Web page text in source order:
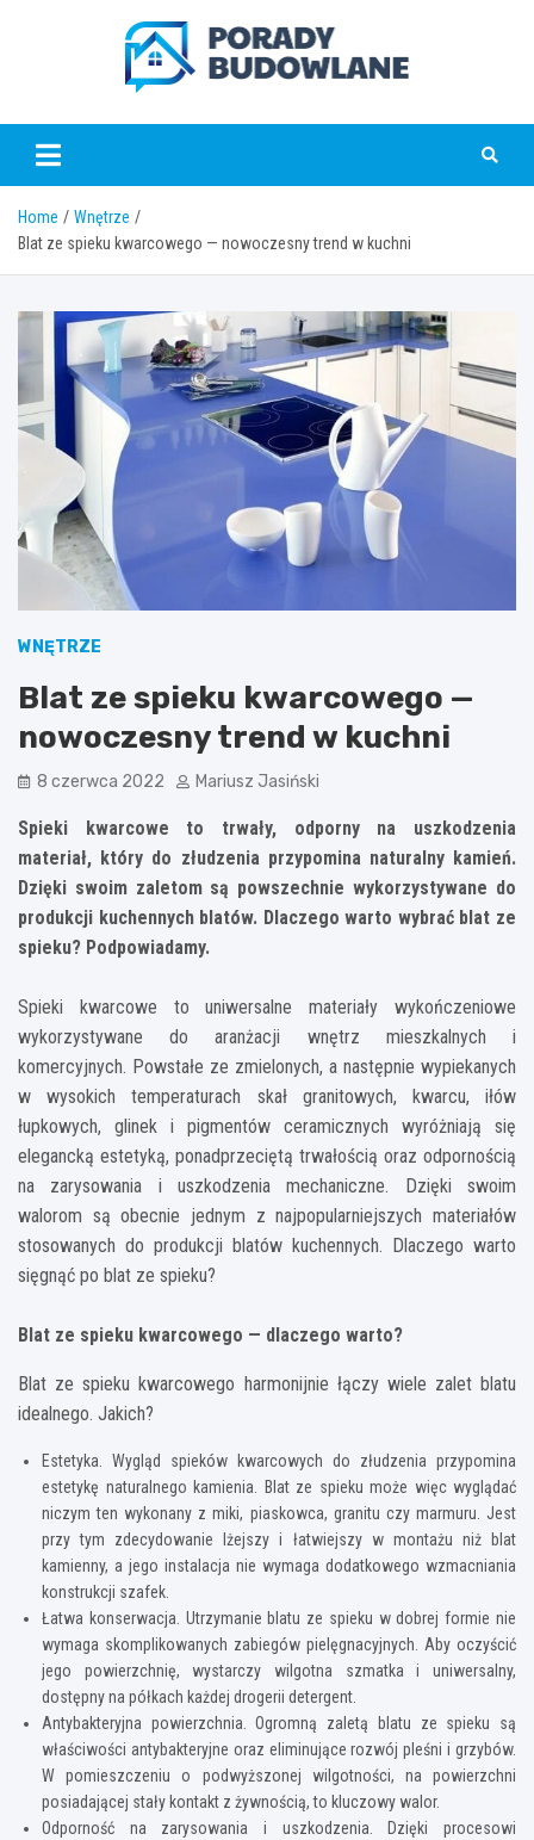
poradybudowlane.pl
Home
Wnętrze
Blat ze spieku kwarcowego — nowoczesny trend w kuchni
WNĘTRZE
Blat ze spieku kwarcowego —
nowoczesny trend w kuchni
8 czerwca 2022 Mariusz Jasiński
Spieki kwarcowe to trwały, odporny na uszkodzenia
materiał, który do złudzenia przypomina naturalny kamień.
Dzięki swoim zaletom są powszechnie wykorzystywane do
produkcji kuchennych blatów. Dlaczego warto wybrać blat ze
spieku? Podpowiadamy.
Spieki kwarcowe to uniwersalne materiały wykończeniowe
wykorzystywane do aranżacji wnętrz mieszkalnych i
komercyjnych. Powstałe ze zmielonych, a następnie wypiekanych
w wysokich temperaturach skał granitowych, kwarcu, iłów
łupkowych, glinek i pigmentów ceramicznych wyróżniają się
elegancką estetyką, ponadprzeciętą trwałością oraz odpornością
na zarysowania i uszkodzenia mechaniczne. Dzięki swoim
walorom są obecnie jednym z najpopularniejszych materiałów
stosowanych do produkcji blatów kuchennych. Dlaczego warto
sięgnąć po blat ze spieku?
Blat ze spieku kwarcowego — dlaczego warto?
Blat ze spieku kwarcowego harmonijnie łączy wiele zalet blatu
idealnego. Jakich?
Estetyka. Wygląd spieków kwarcowych do złudzenia przypomina
estetykę naturalnego kamienia. Blat ze spieku może więc wyglądać
niczym ten wykonany z miki, piaskowca, granitu czy marmuru. Jest
przy tym zdecydowanie lżejszy i łatwiejszy w montażu niż blat
kamienny, a jego instalacja nie wymaga dodatkowego wzmacniania
konstrukcji szafek.
Łatwa konserwacja. Utrzymanie blatu ze spieku w dobrej formie nie
wymaga skomplikowanych zabiegów pielęgnacyjnych. Aby oczyścić
jego powierzchnię, wystarczy wilgotna szmatka i uniwersalny,
dostępny na półkach każdej drogerii detergent.
Antybakteryjna powierzchnia. Ogromną zaletą blatu ze spieku są
właściwości antybakteryjne oraz eliminujące rozwój pleśni i grzybów.
W pomieszczeniu o podwyższonej wilgotności, na powierzchni
posiadającej stały kontakt z żywnością, to kluczowy walor.
Odporność na zarysowania i uszkodzenia. Dzięki procesowi